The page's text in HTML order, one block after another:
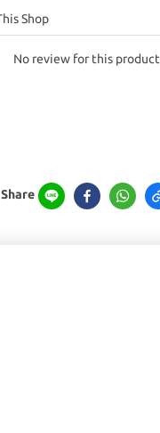
No review for this product
Share